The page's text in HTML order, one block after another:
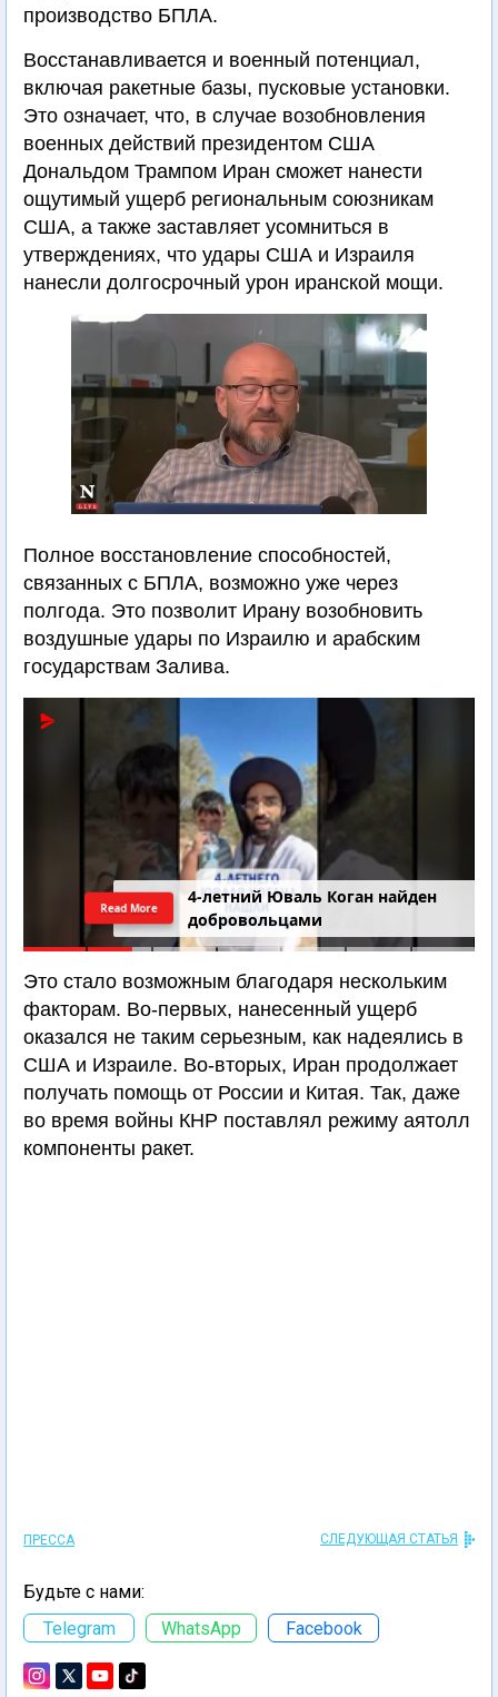
производство БПЛА.
Восстанавливается и военный потенциал,
включая ракетные базы, пусковые установки.
Это означает, что, в случае возобновления
военных действий президентом США
Дональдом Трампом Иран сможет нанести
ощутимый ущерб региональным союзникам
США, а также заставляет усомниться в
утверждениях, что удары США и Израиля
нанесли долгосрочный урон иранской мощи.
Полное восстановление способностей,
связанных с БПЛА, возможно уже через
полгода. Это позволит Ирану возобновить
воздушные удары по Израилю и арабским
государствам Залива.
4-летний Юваль Коган найден
добровольцами
Read More
Это стало возможным благодаря нескольким
факторам. Во-первых, нанесенный ущерб
оказался не таким серьезным, как надеялись в
США и Израиле. Во-вторых, Иран продолжает
получать помощь от России и Китая. Так, даже
во время войны КНР поставлял режиму аятолл
компоненты ракет.
ПРЕССА СЛЕДУЮЩАЯ СТАТЬЯ
Будьте с нами:
Telegram
WhatsApp Facebook